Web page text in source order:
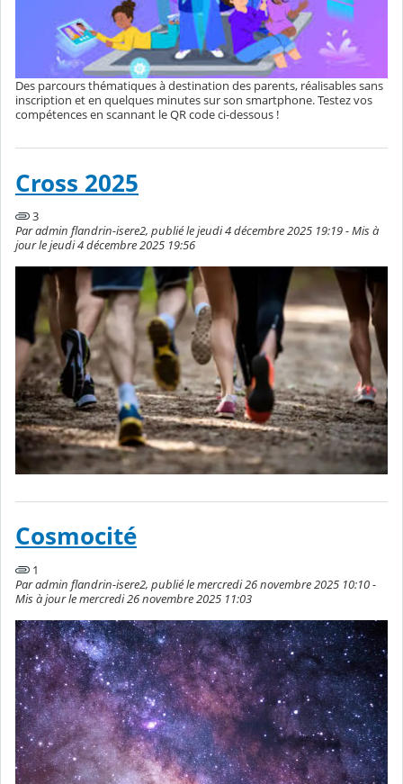
Des parcours thématiques à destination des parents, réalisables sans
inscription et en quelques minutes sur son smartphone. Testez vos
compétences en scannant le QR code ci-dessous !
Cross 2025
3
Par admin flandrin-isere2, publié le jeudi 4 décembre 2025 19:19 - Mis à
jour le jeudi 4 décembre 2025 19:56
Cosmocité
1
Par admin flandrin-isere2, publié le mercredi 26 novembre 2025 10:10 -
Mis à jour le mercredi 26 novembre 2025 11:03